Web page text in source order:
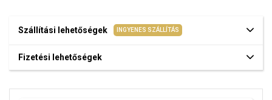
Szállítási lehetőségek INGYENES SZÁLLÍTÁS
Fizetési lehetőségek